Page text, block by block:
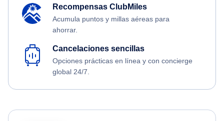
Recompensas ClubMiles
Acumula puntos y millas aéreas para
ahorrar.
Cancelaciones sencillas
Opciones prácticas en línea y con concierge
global 24/7.